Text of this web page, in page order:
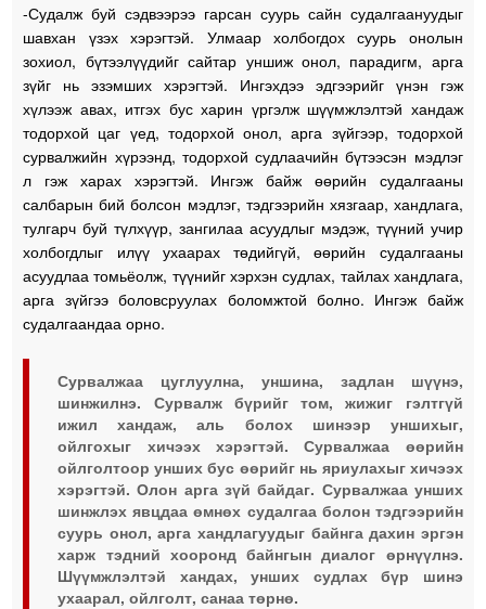
-Судалж буй сэдвээрээ гарсан суурь сайн судалгаануудыг
шавхан үзэх хэрэгтэй. Улмаар холбогдох суурь онолын
зохиол, бүтээлүүдийг сайтар уншиж онол, парадигм, арга
зүйг нь эзэмших хэрэгтэй. Ингэхдээ эдгээрийг үнэн гэж
хүлээж авах, итгэх бус харин үргэлж шүүмжлэлтэй хандаж
тодорхой цаг үед, тодорхой онол, арга зүйгээр, тодорхой
сурвалжийн хүрээнд, тодорхой судлаачийн бүтээсэн мэдлэг
л гэж харах хэрэгтэй. Ингэж байж өөрийн судалгааны
салбарын бий болсон мэдлэг, тэдгээрийн хязгаар, хандлага,
тулгарч буй түлхүүр, зангилаа асуудлыг мэдэж, түүний учир
холбогдлыг илүү ухаарах төдийгүй, өөрийн судалгааны
асуудлаа томьёолж, түүнийг хэрхэн судлах, тайлах хандлага,
арга зүйгээ боловсруулах боломжтой болно. Ингэж байж
судалгаандаа орно.
Сурвалжаа цуглуулна, уншина, задлан шүүнэ,
шинжилнэ. Сурвалж бүрийг том, жижиг гэлтгүй
ижил хандаж, аль болох шинээр уншихыг,
ойлгохыг хичээх хэрэгтэй. Сурвалжаа өөрийн
ойлголтоор унших бус өөрийг нь яриулахыг хичээх
хэрэгтэй. Олон арга зүй байдаг. Сурвалжаа унших
шинжлэх явцдаа өмнөх судалгаа болон тэдгээрийн
суурь онол, арга хандлагуудыг байнга дахин эргэн
харж тэдний хооронд байнгын диалог өрнүүлнэ.
Шүүмжлэлтэй хандах, унших судлах бүр шинэ
ухаарал, ойлголт, санаа төрнө.